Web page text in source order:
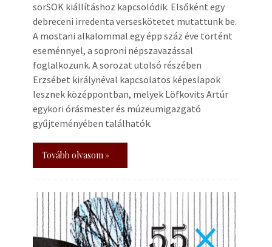
sorSOK kiállításhoz kapcsolódik. Elsőként egy
debreceni irredenta verseskötetet mutattunk be.
A mostani alkalommal egy épp száz éve történt
eseménnyel, a soproni népszavazással
foglalkozunk. A sorozat utolsó részében
Erzsébet királynéval kapcsolatos képeslapok
lesznek középpontban, melyek Löfkovits Artúr
egykori órásmester és múzeumigazgató
gyűjteményében találhatók.
Tovább olvasom »